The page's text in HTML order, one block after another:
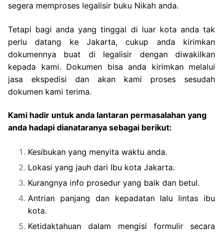
segera memproses legalisir buku Nikah anda.
Tetapi bagi anda yang tinggal di luar kota anda tak
perlu datang ke Jakarta, cukup anda kirimkan
dokumennya buat di legalisir dengan diwakilkan
kepada kami. Dokumen bisa anda kirimkan melalui
jasa ekspedisi dan akan kami proses sesudah
dokumen kami terima.
Kami hadir untuk anda lantaran permasalahan yang
anda hadapi dianataranya sebagai berikut:
Kesibukan yang menyita waktu anda.
Lokasi yang jauh dari Ibu kota Jakarta.
Kurangnya info prosedur yang baik dan betul.
Antrian panjang dan kepadatan lalu lintas ibu
kota.
Ketidaktahuan dalam mengisi formulir secara